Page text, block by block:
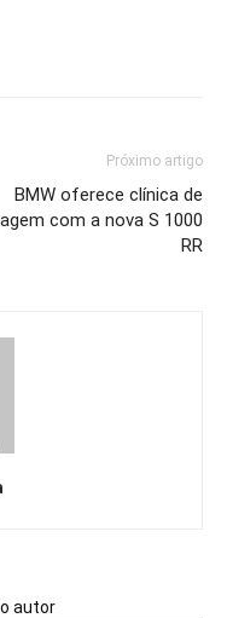
Próximo artigo
BMW oferece clínica de
com a nova S 1000
RR
autor